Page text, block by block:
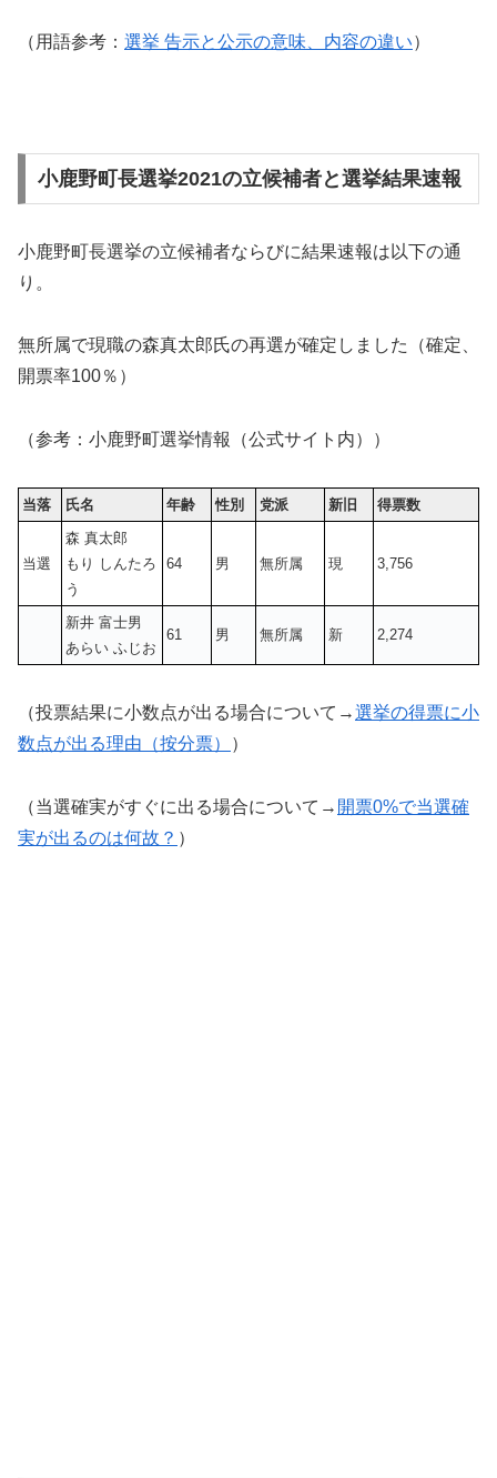
（用語参考： 選挙 告示と公示の意味、内容の違い）
小鹿野町長選挙2021の立候補者と選挙結果速報
小鹿野町長選挙の立候補者ならびに結果速報は以下の通
り。
無所属で現職の森真太郎氏の再選が確定しました（確定、
開票率100％）
（参考：小鹿野町選挙情報（公式サイト内））
当落 氏名 年齢 性別 党派 新旧 得票数
当選
森 真太郎
もり しんたろ
う
64 男 無所属 現 3,756
新井 富士男
あらい ふじお
61 男 無所属 新 2,274
（投票結果に小数点が出る場合について→選挙の得票に小
数点が出る理由（按分票）
）
（当選確実がすぐに出る場合について→ 開票0%で当選確
実が出るのは何故？ ）